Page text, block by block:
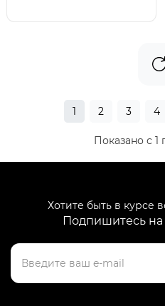
1 2 3 4
Показано с 1
Хотите быть в курсе
Подпишитесь